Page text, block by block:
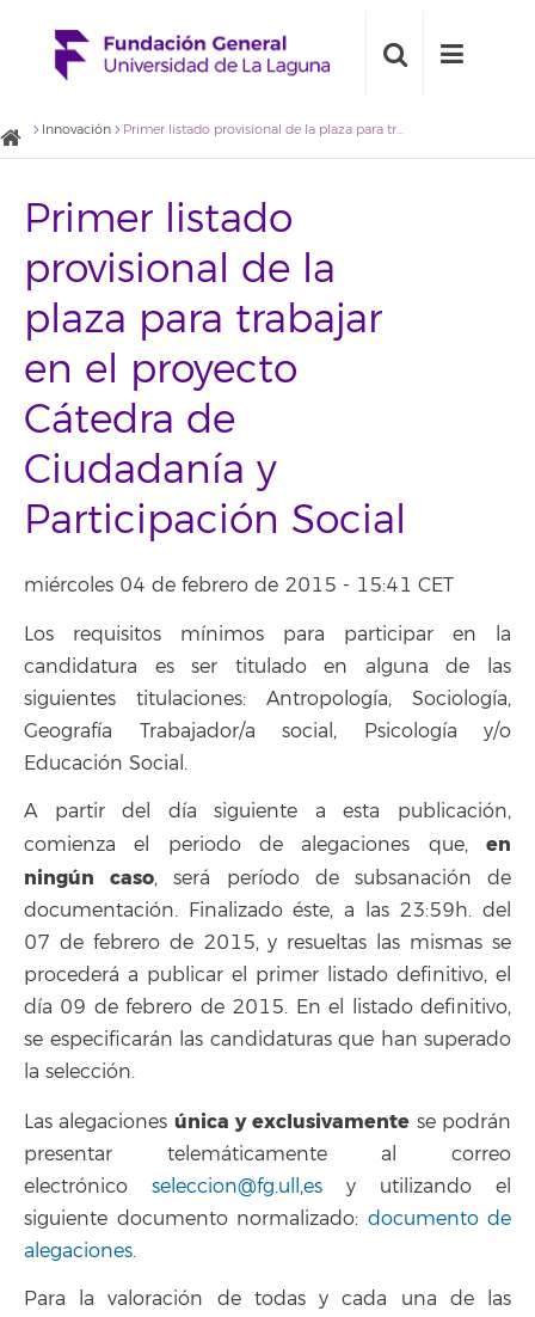
Innovación Primer listado provisional de la plaza para trabajar en el proyecto Cátedra de Ciudadanía y Participación Social
Primer listado
provisional de la
plaza para trabajar
en el proyecto
Cátedra de
Ciudadanía y
Participación Social
miércoles 04 de febrero de 2015 - 15:41 CET
Los requisitos mínimos para participar en la
candidatura es ser titulado en alguna de las
siguientes titulaciones: Antropología, Sociología,
Geografía Trabajador/a social, Psicología y/o
Educación Social.
A partir del día siguiente a esta publicación,
comienza el periodo de alegaciones que, en
ningún caso, será período de subsanación de
documentación. Finalizado éste, a las 23:59h. del
07 de febrero de 2015, y resueltas las mismas se
procederá a publicar el primer listado definitivo, el
día 09 de febrero de 2015. En el listado definitivo,
se especificarán las candidaturas que han superado
la selección.
Las alegaciones única y exclusivamente se podrán
presentar telemáticamente al correo
electrónico seleccion@fg.ull,es y utilizando el
siguiente documento normalizado: documento de
alegaciones.
Para la valoración de todas y cada una de las